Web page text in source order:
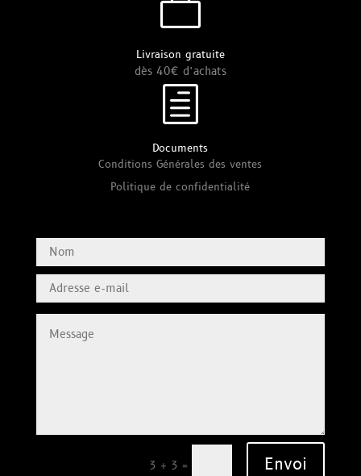

Livraison gratuite
dès 40€ d’achats
h
Documents
Conditions Générales des ventes
Politique de confidentialité
3 + 3 = Envoi